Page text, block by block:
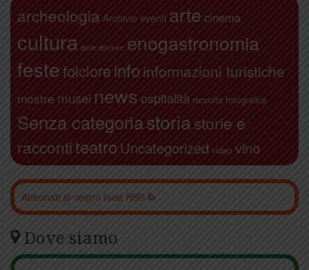
archeologia Archivio eventi arte cinema
cultura dove dormire enogastronomia
festefolcloreinfo informazioni turistiche
mostre musei news ospitalità raccolta fotografica
Senza categoriastoriastorie e
raccontiteatroUncategorized video vino
Abbonati al nostro feed RSS
Dove siamo